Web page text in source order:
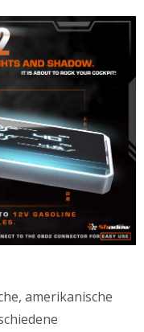
amerikanische